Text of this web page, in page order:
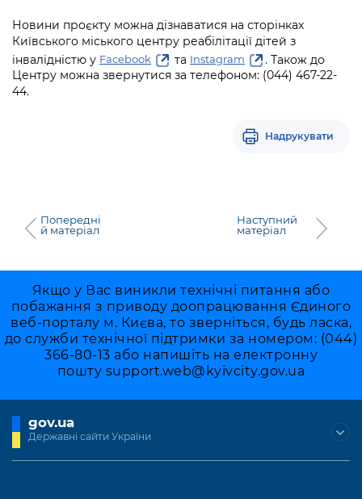
Новини проєкту можна дізнаватися на сторінках
Київського міського центру реабілітації дітей з
інвалідністю у Facebook та Instagram
. Також до
Центру можна звернутися за телефоном: (044) 467-22-
44.
Надрукувати
Попередні
й матеріал
Наступний
матеріал
Якщо у Вас виникли технічні питання або
побажання з приводу доопрацювання Єдиного
веб-порталу м. Києва, то зверніться, будь ласка,
до служби технічної підтримки за номером: (044)
366-80-13 або напишіть на електронну
пошту support.web@kyivcity.gov.ua
gov.ua
Державні сайти України